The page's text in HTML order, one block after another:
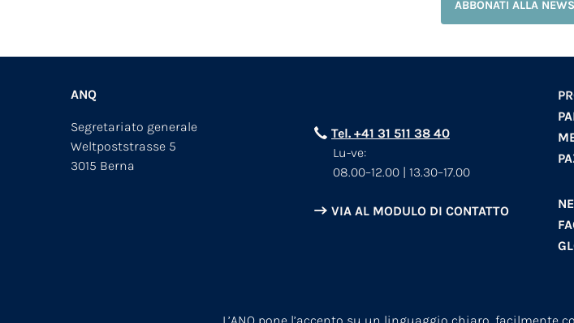
ABBONATI ALLA
ANQ
Segretariato generale
Weltpoststrasse 5
3015 Berna
Tel. +41 31 511 38 40
Lu-ve:
08.00–12.00 | 13.30–17.00
VIA AL MODULO DI CONTATTO